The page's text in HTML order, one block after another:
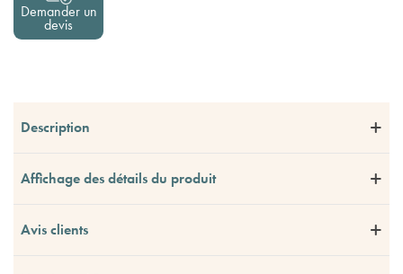
Demander un
devis
Description
Affichage des détails du produit
Avis clients